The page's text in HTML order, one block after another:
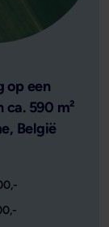
op een
590 m²
België